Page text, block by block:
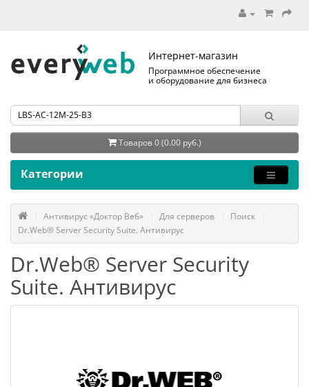
Интернет-магазин
Программное обеспечение
и оборудование для бизнеса
Товаров 0 (0.00 руб.)
Категории
Антивирус «Доктор Веб» Для серверов
Поиск
Dr.Web® Server Security Suite. Антивирус
Dr.Web® Server Security
Suite. Антивирус